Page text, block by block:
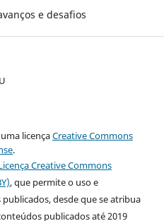
e desafios
licençaCreative Commons
.
Creative Commons
, que permite o uso e
desde que se atribua
publicados até 2019